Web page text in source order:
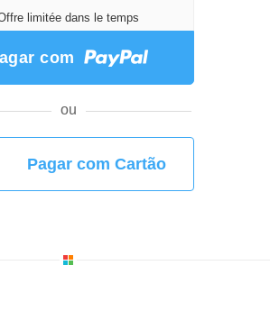
limitée dans le temps
com
ou
Pagar com Cartão